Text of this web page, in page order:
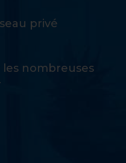
privé
nombreuses